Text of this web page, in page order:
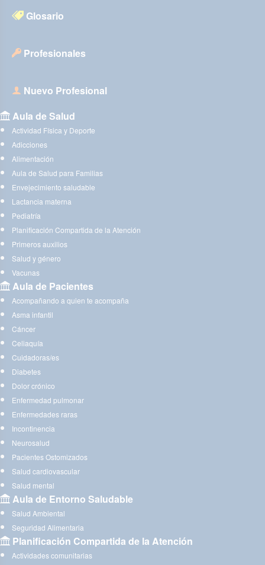
Glosario
Profesionales
Nuevo Profesional
Aula de Salud
Actividad Física y Deporte
Adicciones
Alimentación
Aula de Salud para Familias
Envejecimiento saludable
Lactancia materna
Pediatría
Planificación Compartida de la Atención
Primeros auxilios
Salud y género
Vacunas
Aula de Pacientes
Acompañando a quien te acompaña
Asma infantil
Cáncer
Celiaquía
Cuidadoras/es
Diabetes
Dolor crónico
Enfermedad pulmonar
Enfermedades raras
Incontinencia
Neurosalud
Pacientes Ostomizados
Salud cardiovascular
Salud mental
Aula de Entorno Saludable
Salud Ambiental
Seguridad Alimentaria
Planificación Compartida de la Atención
Actividades comunitarias